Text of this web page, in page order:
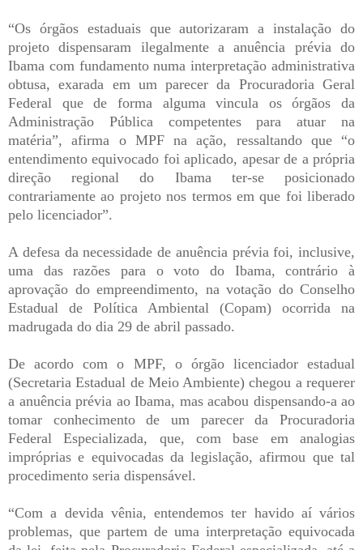
“Os órgãos estaduais que autorizaram a instalação do
projeto dispensaram ilegalmente a anuência prévia do
Ibama com fundamento numa interpretação administrativa
obtusa, exarada em um parecer da Procuradoria Geral
Federal que de forma alguma vincula os órgãos da
Administração Pública competentes para atuar na
matéria”, afirma o MPF na ação, ressaltando que “o
entendimento equivocado foi aplicado, apesar de a própria
direção regional do Ibama ter-se posicionado
contrariamente ao projeto nos termos em que foi liberado
pelo licenciador”.
A defesa da necessidade de anuência prévia foi, inclusive,
uma das razões para o voto do Ibama, contrário à
aprovação do empreendimento, na votação do Conselho
Estadual de Política Ambiental (Copam) ocorrida na
madrugada do dia 29 de abril passado.
De acordo com o MPF, o órgão licenciador estadual
(Secretaria Estadual de Meio Ambiente) chegou a requerer
a anuência prévia ao Ibama, mas acabou dispensando-a ao
tomar conhecimento de um parecer da Procuradoria
Federal Especializada, que, com base em analogias
impróprias e equivocadas da legislação, afirmou que tal
procedimento seria dispensável.
“Com a devida vênia, entendemos ter havido aí vários
problemas, que partem de uma interpretação equivocada